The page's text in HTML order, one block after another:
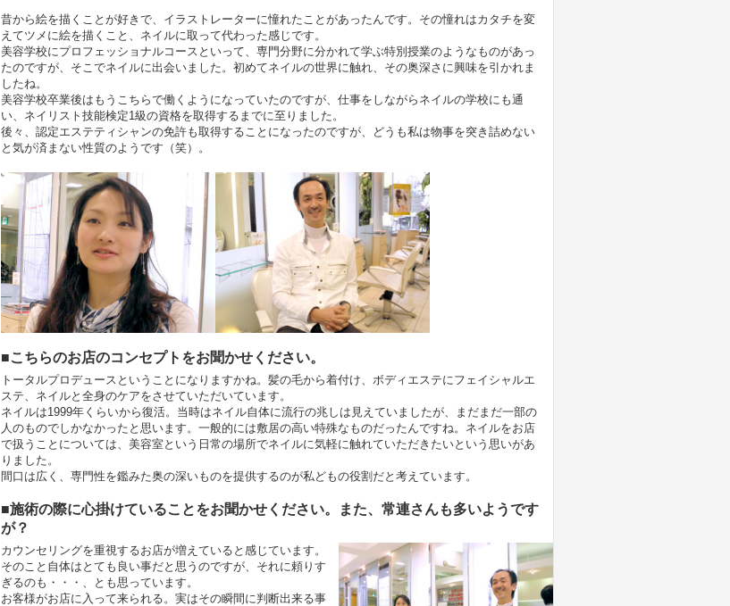
昔から絵を描くことが好きで、イラストレーターに憧れたことがあったんです。その憧れはカタチを変
えてツメに絵を描くこと、ネイルに取って代わった感じです。
美容学校にプロフェッショナルコースといって、専門分野に分かれて学ぶ特別授業のようなものがあっ
たのですが、そこでネイルに出会いました。初めてネイルの世界に触れ、その奥深さに興味を引かれま
したね。
美容学校卒業後はもうこちらで働くようになっていたのですが、仕事をしながらネイルの学校にも通
い、ネイリスト技能検定1級の資格を取得するまでに至りました。
後々、認定エステティシャンの免許も取得することになったのですが、どうも私は物事を突き詰めない
と気が済まない性質のようです（笑）。
■こちらのお店のコンセプトをお聞かせください。
トータルプロデュースということになりますかね。髪の毛から着付け、ボディエステにフェイシャルエ
ステ、ネイルと全身のケアをさせていただいています。
ネイルは1999年くらいから復活。当時はネイル自体に流行の兆しは見えていましたが、まだまだ一部の
人のものでしかなかったと思います。一般的には敷居の高い特殊なものだったんですね。ネイルをお店
で扱うことについては、美容室という日常の場所でネイルに気軽に触れていただきたいという思いがあ
りました。
間口は広く、専門性を鑑みた奥の深いものを提供するのが私どもの役割だと考えています。
■施術の際に心掛けていることをお聞かせください。また、常連さんも多いようです
が？
カウンセリングを重視するお店が増えていると感じています。
そのこと自体はとても良い事だと思うのですが、それに頼りす
ぎるのも・・・、とも思っています。
お客様がお店に入って来られる。実はその瞬間に判断出来る事